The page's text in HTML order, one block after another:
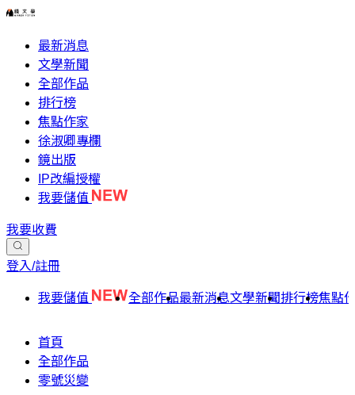
最新消息
文學新聞
全部作品
排行榜
焦點作家
徐淑卿專欄
鏡出版
IP改編授權
我要儲值
我要收費
登入/註冊
我要儲值 全部作品最新消息文學新聞排行榜焦點
首頁
全部作品
零號災變